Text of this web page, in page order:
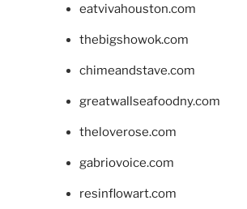
eatvivahouston.com
thebigshowok.com
chimeandstave.com
greatwallseafoodny.com
theloverose.com
gabriovoice.com
resinflowart.com